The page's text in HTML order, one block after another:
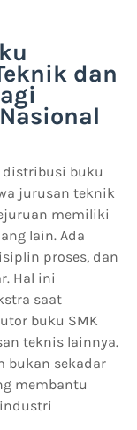
dan
distribusi buku
jurusan teknik
memiliki
lain. Ada
proses, dan
Hal ini
saat
buku SMK
teknis lainnya.
bukan sekadar
membantu